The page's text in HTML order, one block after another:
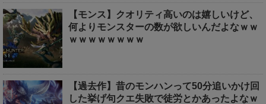
【モンス】クオリティ高いのは嬉しいけど、
何よりモンスターの数が欲しいんだよなｗｗ
ｗｗｗｗｗｗｗｗ
【過去作】昔のモンハンって50分追いかけ回
した挙げ句クエ失敗で徒労とかあったよなｗ